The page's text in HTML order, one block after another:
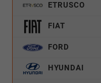
ETRUSCO
FIAT
FORD
HYUNDAI